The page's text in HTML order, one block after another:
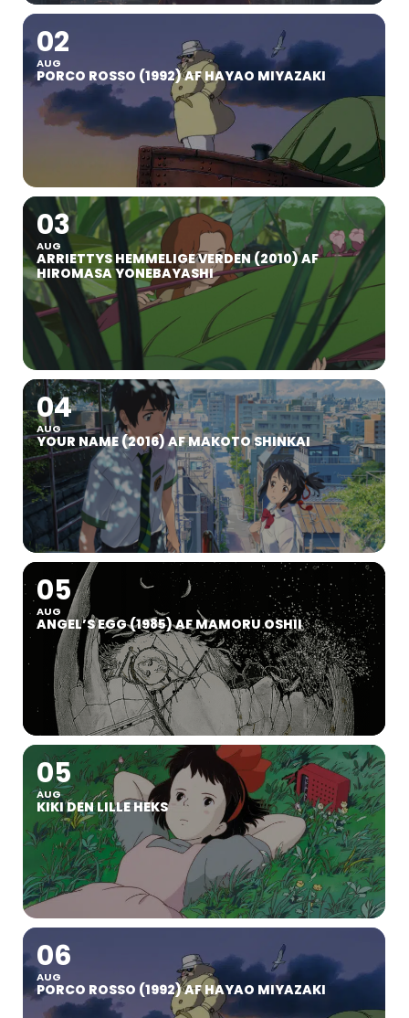
02
AUG
PORCO ROSSO (1992) AF HAYAO MIYAZAKI
03
AUG
ARRIETTYS HEMMELIGE VERDEN (2010) AF
HIROMASA YONEBAYASHI
04
AUG
YOUR NAME (2016) AF MAKOTO SHINKAI
05
AUG
ANGEL’S EGG (1985) AF MAMORU OSHII
05
AUG
KIKI DEN LILLE HEKS
06
AUG
PORCO ROSSO (1992) AF HAYAO MIYAZAKI